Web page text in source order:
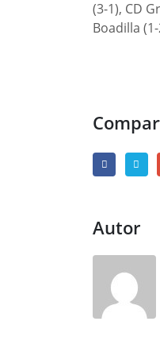
(3-1), CD
Boadilla
Autor